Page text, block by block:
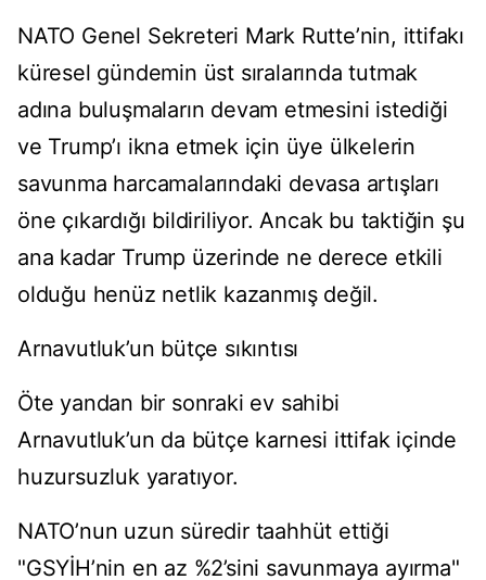
NATO Genel Sekreteri Mark Rutte’nin, ittifakı
küresel gündemin üst sıralarında tutmak
adına buluşmaların devam etmesini istediği
ve Trump’ı ikna etmek için üye ülkelerin
savunma harcamalarındaki devasa artışları
öne çıkardığı bildiriliyor. Ancak bu taktiğin şu
ana kadar Trump üzerinde ne derece etkili
olduğu henüz netlik kazanmış değil.
Arnavutluk’un bütçe sıkıntısı
Öte yandan bir sonraki ev sahibi
Arnavutluk’un da bütçe karnesi ittifak içinde
huzursuzluk yaratıyor.
NATO’nun uzun süredir taahhüt ettiği
"GSYİH’nin en az %2’sini savunmaya ayırma"